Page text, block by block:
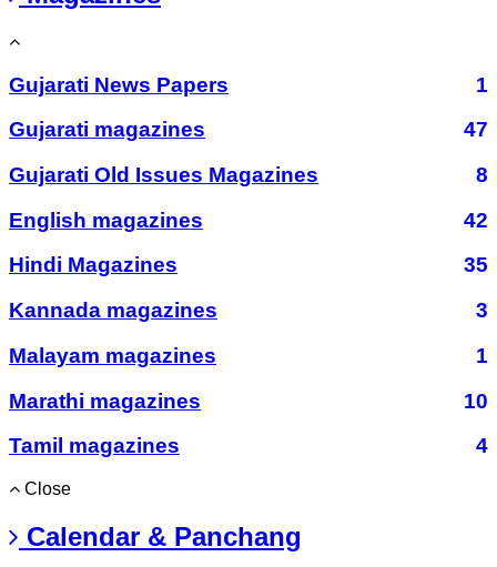
Gujarati News Papers
1
Gujarati magazines
47
Gujarati Old Issues Magazines
8
English magazines
42
Hindi Magazines
35
Kannada magazines
3
Malayam magazines
1
Marathi magazines
10
Tamil magazines
4
Close
Calendar & Panchang